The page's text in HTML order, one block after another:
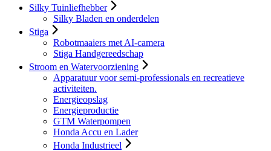
Silky Tuinliefhebber
Silky Bladen en onderdelen
Stiga
Robotmaaiers met AI-camera
Stiga Handgereedschap
Stroom en Watervoorziening
Apparatuur voor semi-professionals en recreatieve
activiteiten.
Energieopslag
Energieproductie
GTM Waterpompen
Honda Accu en Lader
Honda Industrieel